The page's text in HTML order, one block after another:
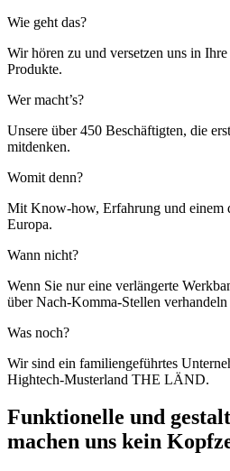
Wie geht das?
Wir hören zu und versetzen uns in
Produkte.
Wer macht’s?
Unsere über 450 Beschäftigten, die
mitdenken.
Womit denn?
Mit Know-how, Erfahrung und einem
Europa.
Wann nicht?
Wenn Sie nur eine verlängerte
über Nach-Komma-Stellen
Was noch?
Wir sind ein familiengeführtes
Hightech-Musterland THE LÄND.
Funktionelle und
machen uns kein